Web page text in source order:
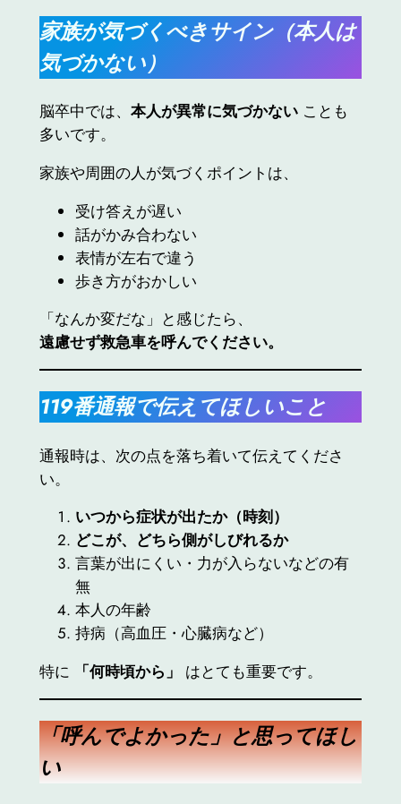
家族が気づくべきサイン（本人は
気づかない）
脳卒中では、 本人が異常に気づかないことも
多いです。
家族や周囲の人が気づくポイントは、
受け答えが遅い
話がかみ合わない
表情が左右で違う
歩き方がおかしい
「なんか変だな」と感じたら、
遠慮せず救急車を呼んでください。
119番通報で伝えてほしいこと
通報時は、次の点を落ち着いて伝えてくださ
い。
いつから症状が出たか（時刻）
どこが、どちら側がしびれるか
言葉が出にくい・力が入らないなどの有
無
本人の年齢
持病（高血圧・心臓病など）
特に
「何時頃から」 はとても重要です。
「呼んでよかった」と思ってほし
い